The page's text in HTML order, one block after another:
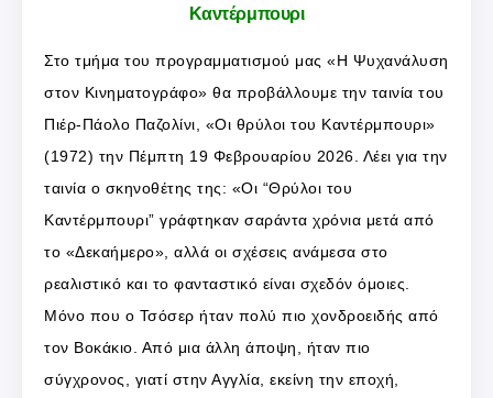
Καντέρμπουρι
Στο τμήμα του προγραμματισμού μας «Η Ψυχανάλυση
στον Κινηματογράφο» θα προβάλλουμε την ταινία του
Πιέρ-Πάολο Παζολίνι, «Οι θρύλοι του Καντέρμπουρι»
(1972) την Πέμπτη 19 Φεβρουαρίου 2026. Λέει για την
ταινία ο σκηνοθέτης της: «Οι “Θρύλοι του
Καντέρμπουρι” γράφτηκαν σαράντα χρόνια μετά από
το «Δεκαήμερο», αλλά οι σχέσεις ανάμεσα στο
ρεαλιστικό και το φανταστικό είναι σχεδόν όμοιες.
Μόνο που ο Τσόσερ ήταν πολύ πιο χονδροειδής από
τον Βοκάκιο. Από μια άλλη άποψη, ήταν πιο
σύγχρονος, γιατί στην Αγγλία, εκείνη την εποχή,